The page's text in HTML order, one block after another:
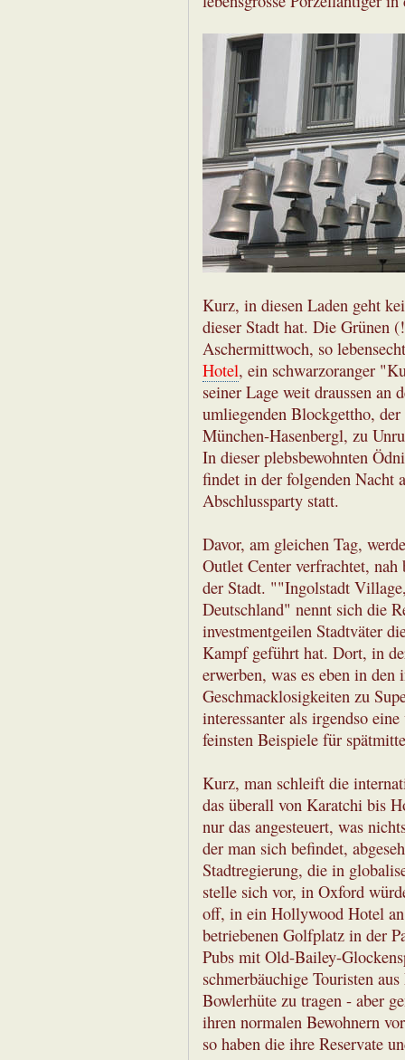
Kurz, in diesen Laden geht
dieser Stadt hat. Die Grünen
Aschermittwoch, so
Hotel, ein schwarzoranger
seiner Lage weit draussen an
umliegenden Blockgettho,
München-Hasenbergl, zu
In dieser plebsbewohnten
findet in der folgenden Nacht
Abschlussparty statt.
Davor, am gleichen Tag,
Outlet Center verfrachtet,
der Stadt. ""Ingolstadt
Deutschland" nennt sich die
investmentgeilen Stadtväter
Kampf geführt hat. Dort, in
erwerben, was es eben in
Geschmacklosigkeiten zu
interessanter als irgendso
feinsten Beispiele für
Kurz, man schleift die
das überall von Karatchi bis
nur das angesteuert, was
der man sich befindet,
Stadtregierung, die in
stelle sich vor, in Oxford
off, in ein Hollywood Hotel
betriebenen Golfplatz in der
Pubs mit Old-Bailey-
schmerbäuchige Touristen
Bowlerhüte zu tragen - aber
ihren normalen Bewohnern
so haben die ihre Reservate